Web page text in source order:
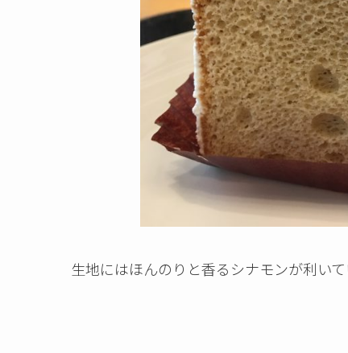
生地にはほんのりと香るシナモンが利い